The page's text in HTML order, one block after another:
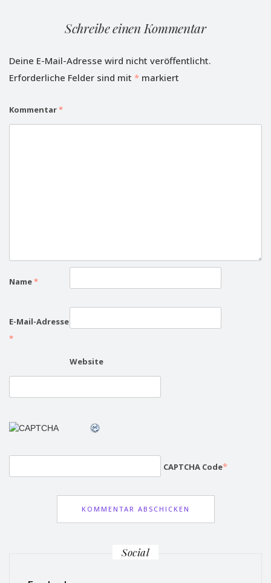
Schreibe einen Kommentar
Deine E-Mail-Adresse wird nicht veröffentlicht.
Erforderliche Felder sind mit * markiert
Kommentar*
Name*
E-Mail-Adresse
*
Website
CAPTCHA Code*
Social